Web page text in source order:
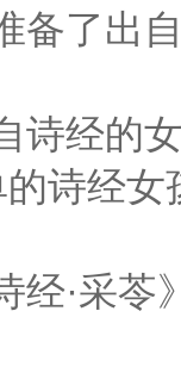
备了出
诗经的
诗经女
·采苓